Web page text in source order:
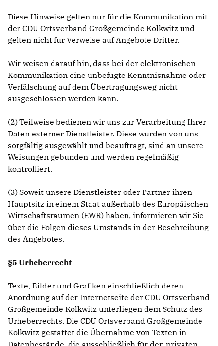
Diese Hinweise gelten nur für die Kommunikation mit
der CDU Ortsverband Großgemeinde Kolkwitz und
gelten nicht für Verweise auf Angebote Dritter.
Wir weisen darauf hin, dass bei der elektronischen
Kommunikation eine unbefugte Kenntnisnahme oder
Verfälschung auf dem Übertragungsweg nicht
ausgeschlossen werden kann.
(2) Teilweise bedienen wir uns zur Verarbeitung Ihrer
Daten externer Dienstleister. Diese wurden von uns
sorgfältig ausgewählt und beauftragt, sind an unsere
Weisungen gebunden und werden regelmäßig
kontrolliert.
(3) Soweit unsere Dienstleister oder Partner ihren
Hauptsitz in einem Staat außerhalb des Europäischen
Wirtschaftsraumen (EWR) haben, informieren wir Sie
über die Folgen dieses Umstands in der Beschreibung
des Angebotes.
§5 Urheberrecht
Texte, Bilder und Grafiken einschließlich deren
Anordnung auf der Internetseite der CDU Ortsverband
Großgemeinde Kolkwitz unterliegen dem Schutz des
Urheberrechts. Die CDU Ortsverband Großgemeinde
Kolkwitz gestattet die Übernahme von Texten in
Datenbestände, die ausschließlich für den privaten